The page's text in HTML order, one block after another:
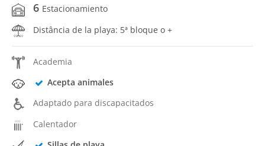
6 Estacionamiento
Distância de la playa: 5ª bloque o +
Academia
Acepta animales
Adaptado para discapacitados
Calentador